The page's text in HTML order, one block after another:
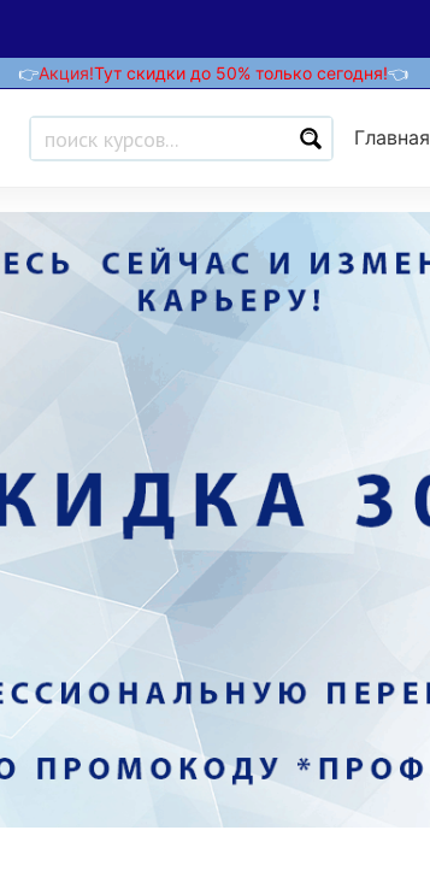
👉Акция!Тут скидки до 50% только сегодня!👈
Главная